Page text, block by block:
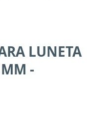
LUNETA
-